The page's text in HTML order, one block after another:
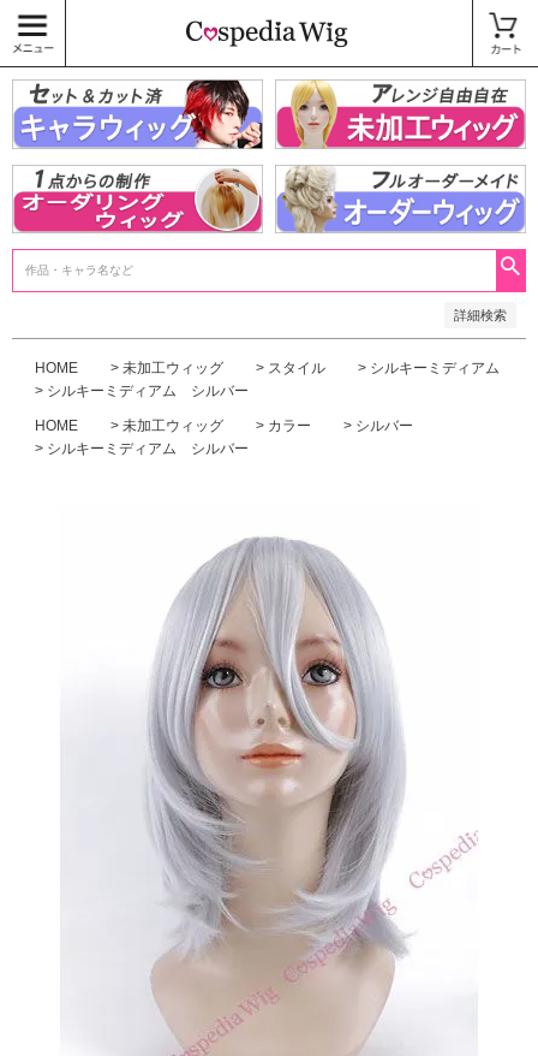
詳細検索
〜
商品タグ
キャラウィッグ
未加工ウィッグ
ベースウィッグ
衣装
SALE中
HOME 未加工ウィッグ スタイル
シルキーミディアム
シルキーミディアム シルバー
HOME 未加工ウィッグ カラー
シルバー
シルキーミディアム シルバー